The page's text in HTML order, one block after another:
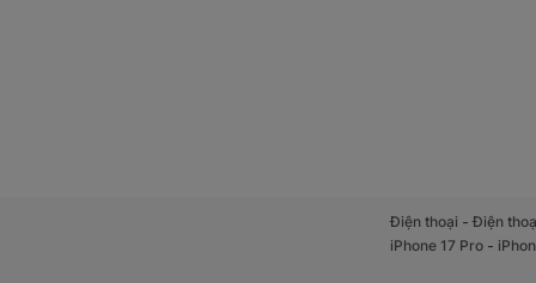
thuộc vào nhu
kéo dài thời lượng
Điện thoại -Điện
iPhone 17 Pro -